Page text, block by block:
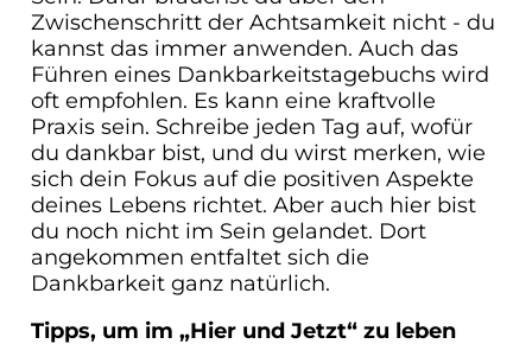
Zwischenschritt der Achtsamkeit nicht - du
kannst das immer anwenden. Auch das
Führen eines Dankbarkeitstagebuchs wird
oft empfohlen. Es kann eine kraftvolle
Praxis sein. Schreibe jeden Tag auf, wofür
du dankbar bist, und du wirst merken, wie
sich dein Fokus auf die positiven Aspekte
deines Lebens richtet. Aber auch hier bist
du noch nicht im Sein gelandet. Dort
angekommen entfaltet sich die
Dankbarkeit ganz natürlich.
Tipps, um im „Hier und Jetzt“ zu leben